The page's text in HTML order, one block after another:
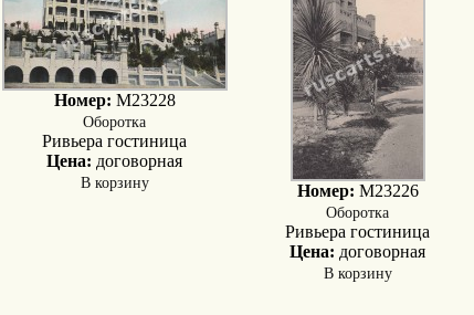
Номер: M23228
Оборотка
Ривьера гостиница
Цена: договорная
В корзину Номер: M23226
Оборотка
Ривьера гостиница
Цена: договорная
В корзину